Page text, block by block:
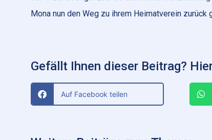
Mona nun den Weg zu ihrem Heimatverein
Gefällt Ihnen dieser Beitrag?
Auf Facebook teilen